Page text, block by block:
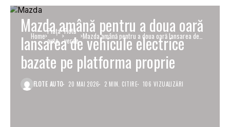
Home Piaţa
auto
Flotă
verde Mazda amână pentru a doua oară lansarea de
vehicule electrice bazate pe platforma proprie
Mazda amână pentru a doua oară
lansarea de vehicule electrice
bazate pe platforma proprie
FLOTE AUTO 20 MAI 2026 2 MIN. CITIRE 106 VIZUALIZĂRI